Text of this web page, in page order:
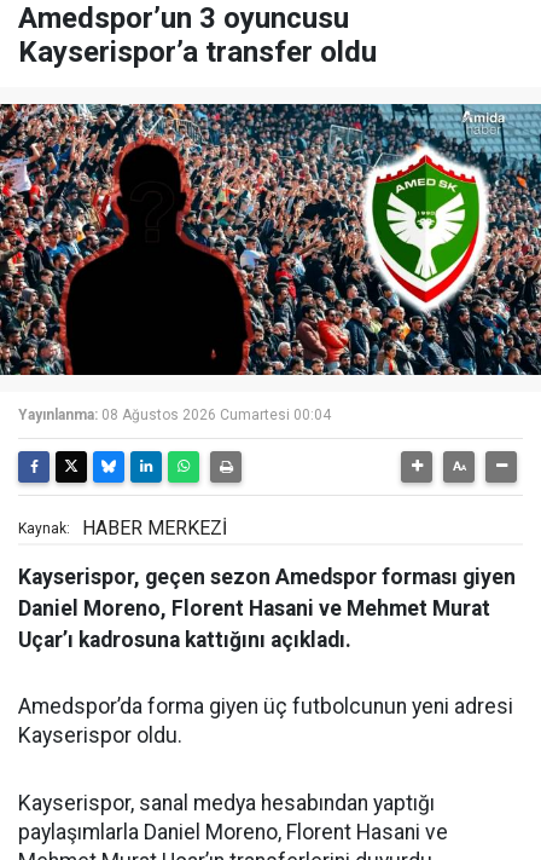
Amedspor’un 3 oyuncusu
Kayserispor’a transfer oldu
Yayınlanma: 08 Ağustos 2026 Cumartesi 00:04
Kaynak: HABER MERKEZİ
Kayserispor, geçen sezon Amedspor forması giyen
Daniel Moreno, Florent Hasani ve Mehmet Murat
Uçar’ı kadrosuna kattığını açıkladı.
Amedspor’da forma giyen üç futbolcunun yeni adresi
Kayserispor oldu.
Kayserispor, sanal medya hesabından yaptığı
paylaşımlarla Daniel Moreno, Florent Hasani ve